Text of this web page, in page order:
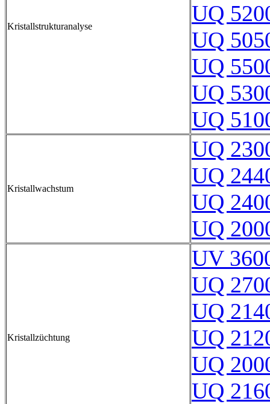
Kristallstrukturanalyse
UQ
UQ
UQ
UQ
UQ
Kristallwachstum
UQ
UQ
UQ
UQ
Kristallzüchtung
UV
UQ
UQ
UQ
UQ
UQ